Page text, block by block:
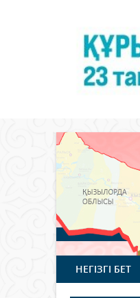
НЕГІЗГІ БЕТ